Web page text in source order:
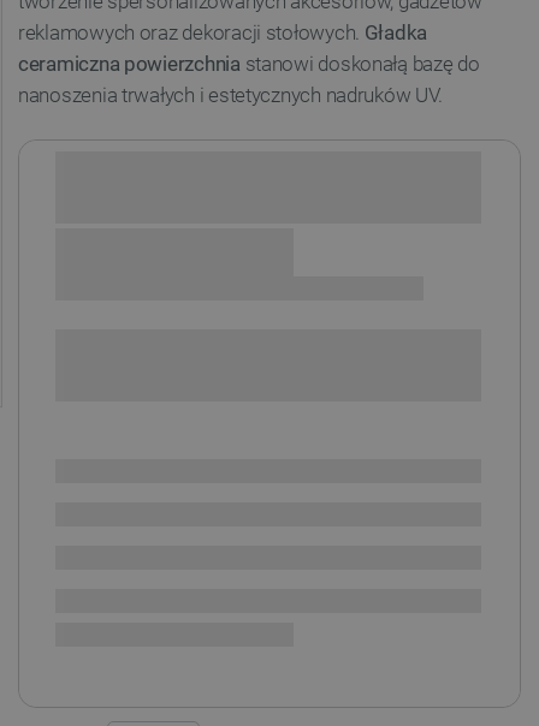
reklamowych oraz dekoracji stołowych. Gładka
ceramiczna powierzchnia stanowi doskonałą bazę do
nanoszenia trwałych i estetycznych nadruków UV.